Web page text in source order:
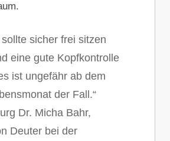
sollte sicher frei sitzen
eine gute Kopfkontrolle
ist ungefähr ab dem
der Fall.“
Dr. Micha Bahr,
Deuter bei der